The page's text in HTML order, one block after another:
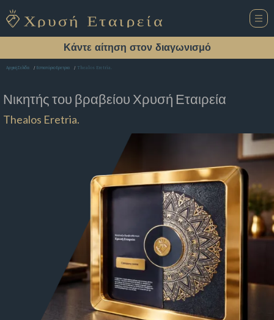
Κάντε αίτηση στον διαγωνισμό
Αρχική Σελίδα Εστιατόριο Ερετρια Thealos Eretria.
Νικητής του βραβείου Χρυσή Εταιρεία
Thealos Eretria.